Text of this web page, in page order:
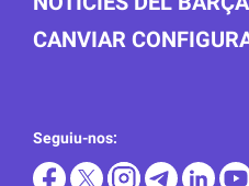
CANVIAR
Seguiu-nos: